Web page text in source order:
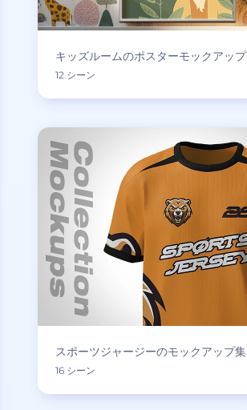
キッズルームのポスターモックアップ
12 シーン
スポーツジャージーのモックアップ集
16 シーン